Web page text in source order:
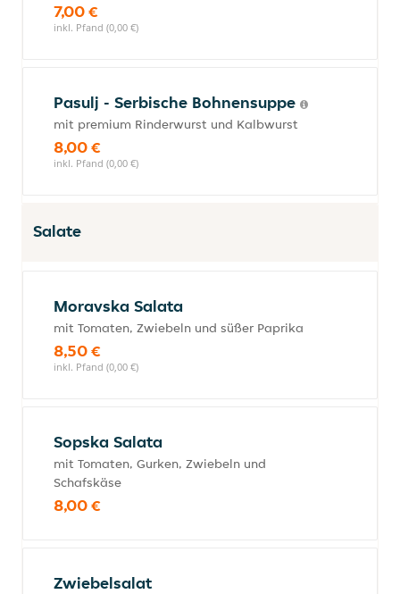
7,00 €
inkl. Pfand (0,00 €)
Pasulj - Serbische Bohnensuppe
mit premium Rinderwurst und Kalbwurst
8,00 €
inkl. Pfand (0,00 €)
Salate
Moravska Salata
mit Tomaten, Zwiebeln und süßer Paprika
8,50 €
inkl. Pfand (0,00 €)
Sopska Salata
mit Tomaten, Gurken, Zwiebeln und
Schafskäse
8,00 €
Zwiebelsalat